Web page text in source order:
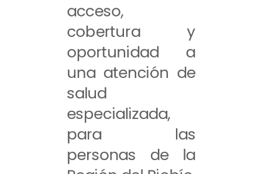
acceso,
cobertura y
oportunidad a
una atención de
salud
especializada,
para las
personas de la